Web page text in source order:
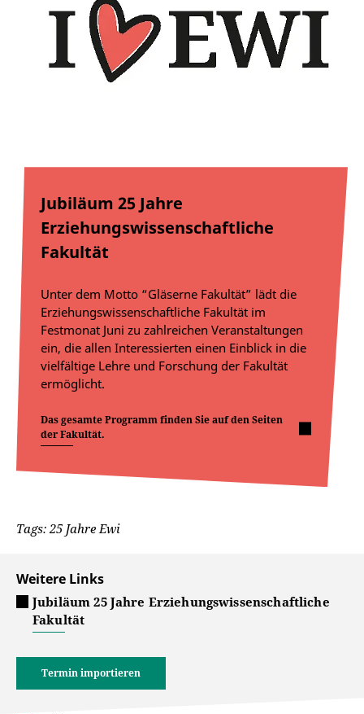
Jubiläum 25 Jahre
Erziehungswissenschaftliche
Fakultät
Unter dem Motto “Gläserne Fakultät” lädt die
Erziehungswissenschaftliche Fakultät im
Festmonat Juni zu zahlreichen Veranstaltungen
ein, die allen Interessierten einen Einblick in die
vielfältige Lehre und Forschung der Fakultät
ermöglicht.
Das gesamte Programm finden Sie auf den Seiten
der Fakultät.
Tags: 25 Jahre Ewi
Weitere Links
Jubiläum 25 Jahre Erziehungswissenschaftliche
Fakultät
Termin importieren